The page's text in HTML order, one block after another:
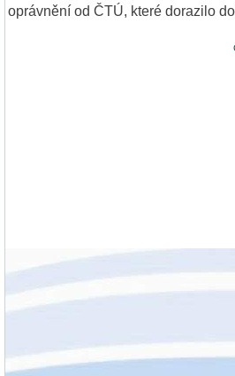
oprávnění od ČTÚ, které dorazilo